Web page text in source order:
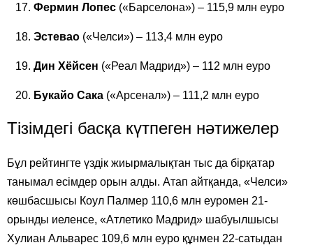
Фермин Лопес («Барселона») – 115,9 млн еуро
Эстевао («Челси») – 113,4 млн еуро
Дин Хёйсен («Реал Мадрид») – 112 млн еуро
Букайо Сака («Арсенал») – 111,2 млн еуро
Тізімдегі басқа күтпеген нәтижелер
Бұл рейтингте үздік жиырмалықтан тыс да бірқатар
танымал есімдер орын алды. Атап айтқанда, «Челси»
көшбасшысы Коул Палмер 110,6 млн еуромен 21-
орынды иеленсе, «Атлетико Мадрид» шабуылшысы
Хулиан Альварес 109,6 млн еуро құнмен 22-сатыдан